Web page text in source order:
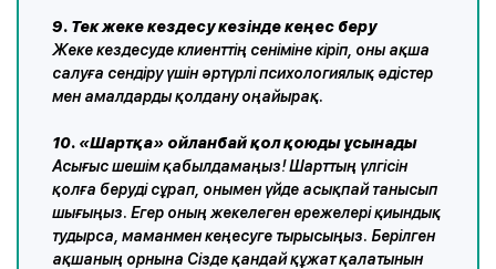
9. Тек жеке кездесу кезінде кеңес беру
Жеке кездесуде клиенттің сеніміне кіріп, оны ақша
салуға сендіру үшін әртүрлі психологиялық әдістер
мен амалдарды қолдану оңайырақ.
10. «Шартқа» ойланбай қол қоюды ұсынады
Асығыс шешім қабылдамаңыз! Шарттың үлгісін
қолға беруді сұрап, онымен үйде асықпай танысып
шығыңыз. Егер оның жекелеген ережелері қиындық
тудырса, маманмен кеңесуге тырысыңыз. Берілген
ақшаның орнына Сізде қандай құжат қалатынын